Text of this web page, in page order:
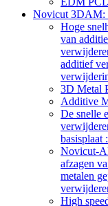
Novicut 3DAM:
Hoge
van
additief
3D Metal
Additive
De snelle
Novicut-
afzagen
metalen
High